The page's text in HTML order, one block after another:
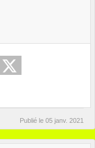
Publié le 05 janv. 2021